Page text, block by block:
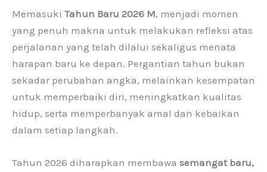
Memasuki Tahun Baru 2026 M, menjadi momen
yang penuh makna untuk melakukan refleksi atas
perjalanan yang telah dilalui sekaligus menata
harapan baru ke depan. Pergantian tahun bukan
sekadar perubahan angka, melainkan kesempatan
untuk memperbaiki diri, meningkatkan kualitas
hidup, serta memperbanyak amal dan kebaikan
dalam setiap langkah.
Tahun 2026 diharapkan membawa semangat baru,